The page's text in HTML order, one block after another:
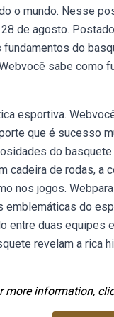
o mundo. Nesse
de agosto.
do
sabe como
esportiva.
que é sucesso
do
cadeira de rodas,
nos jogos.
do
entre duas equipes
revelam a rica
more information,